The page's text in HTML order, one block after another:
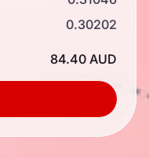
0.30202
84.40 AUD